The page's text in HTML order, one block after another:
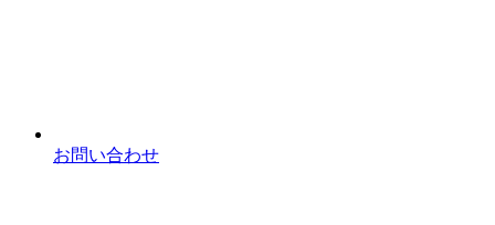
お問い合わせ